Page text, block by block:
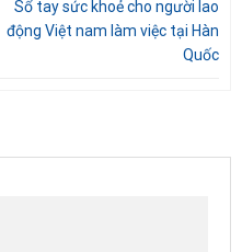
Sổ tay sức khoẻ cho người lao
động Việt nam làm việc tại Hàn
Quốc